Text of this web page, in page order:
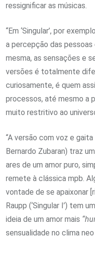
ressignificar as músicas.
“Em ‘Singular’, por
a percepção das
mesma, as sensações e
versões é totalmente
curiosamente, é quem
processos, até mesmo a
muito restritivo ao
“A versão com voz e gaita
Bernardo Zubaran) traz
ares de um amor puro,
remete à clássica mpb.
vontade de se apaixonar
Raupp (‘Singular I’) tem
ideia de um amor mais
sensualidade no clima neo